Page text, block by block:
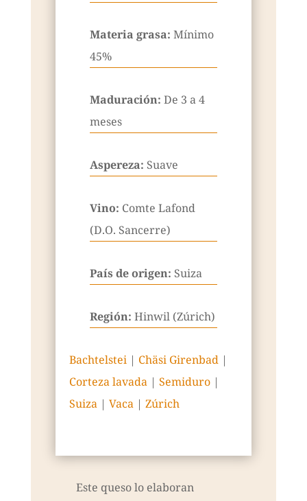
Materia grasa: Mínimo
45%
Maduración: De 3 a 4
meses
Aspereza: Suave
Vino: Comte Lafond
(D.O. Sancerre)
País de origen: Suiza
Región: Hinwil (Zúrich)
Bachtelstei| Chäsi Girenbad|
Corteza lavada| Semiduro|
Suiza| Vaca| Zúrich
Este queso lo elaboran